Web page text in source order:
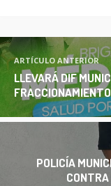
ARTÍCULO ANTERIOR
LLEVARÁ DIF
POLICÍA